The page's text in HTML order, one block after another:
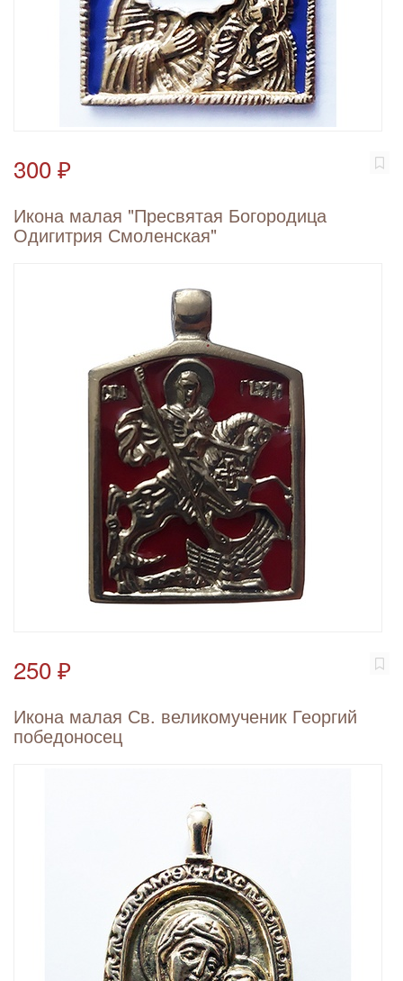
300 ₽
Икона малая "Пресвятая Богородица
Одигитрия Смоленская"
250 ₽
Икона малая Св. великомученик Георгий
победоносец